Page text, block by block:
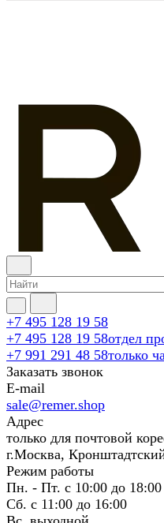
+7 495 128 19 58
+7 495 128 19 58отдел
+7 991 291 48 58только
Заказать звонок
E-mail
sale@remer.shop
Адрес
только для почтовой
г.Москва,
Режим работы
Пн. - Пт. с 10:00 до 18:00
Сб. с 11:00 до 16:00